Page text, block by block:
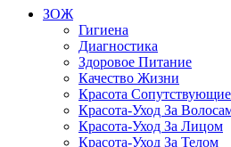
ЗОЖ
Гигиена
Диагностика
Здоровое Питание
Качество Жизни
Красота
Красота-Уход За
Красота-Уход За Лицом
Красота-Уход За Телом